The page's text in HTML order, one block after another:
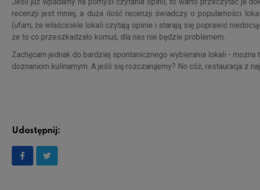
recenzji jest mniej, a duża ilość recenzji świadczy o popularności
(ufam, że właściciele lokali czytają opinie i starają się poprawić
że to co przeszkadzało komuś, dla nas nie będzie problemem.
Zachęcam jednak do bardziej spontanicznego wybierania lokali -
doznaniom kulinarnym. A jeśli się rozczarujemy? No cóż, restauracja z
Udostępnij: